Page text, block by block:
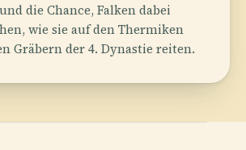
die Chance, Falken dabei
wie sie auf den Thermiken
Gräbern der 4. Dynastie reiten.